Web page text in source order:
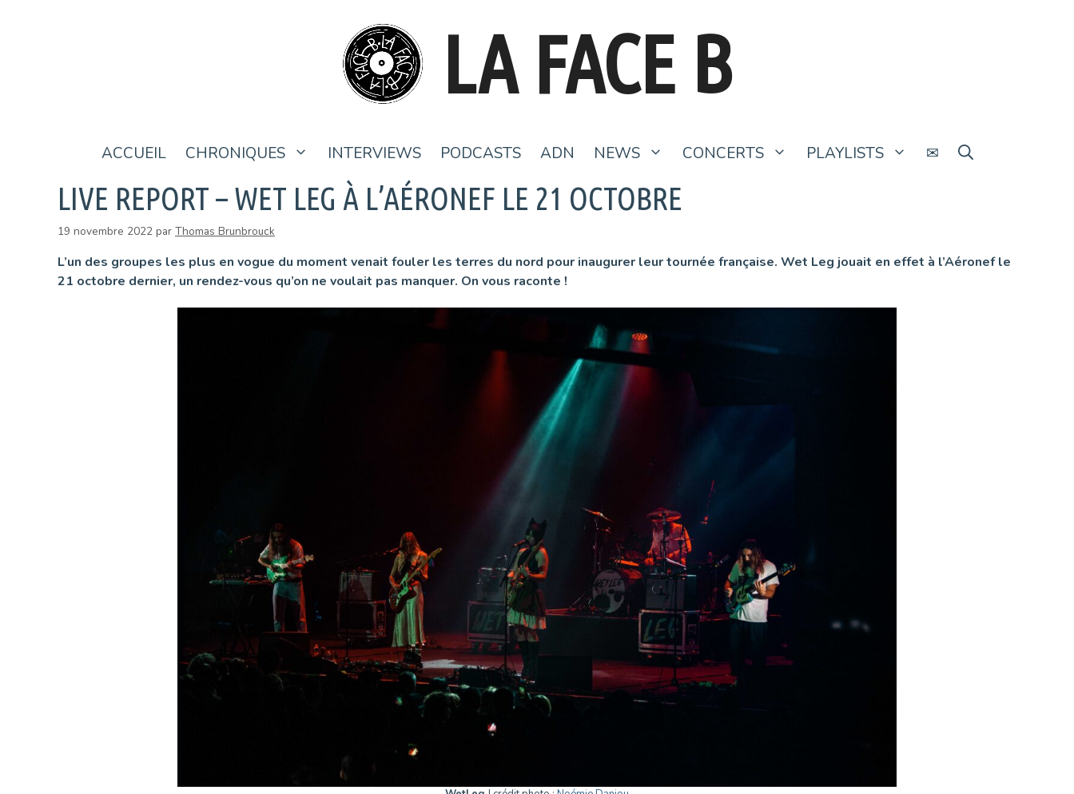
LA FACE B
ACCUEIL CHRONIQUES INTERVIEWS PODCASTS ADN NEWS CONCERTS PLAYLISTS ✉
LIVE REPORT – WET LEG À L’AÉRONEF LE 21 OCTOBRE
19 novembre 2022 par Thomas Brunbrouck
L’un des groupes les plus en vogue du moment venait fouler les terres du nord pour inaugurer leur tournée française. Wet Leg jouait en effet à l’Aéronef le
21 octobre dernier, un rendez-vous qu’on ne voulait pas manquer. On vous raconte !